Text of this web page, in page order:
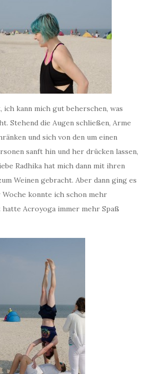
ich kann mich gut beherschen, was
Stehend die Augen schließen, Arme
und sich von den um einen
sanft hin und her drücken lassen,
Radhika hat mich dann mit ihren
Weinen gebracht. Aber dann ging es
Woche konnte ich schon mehr
Acroyoga immer mehr Spaß